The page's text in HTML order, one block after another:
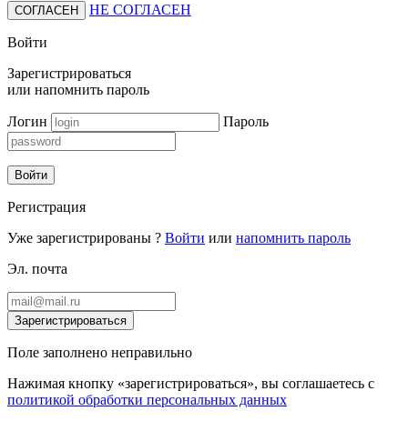
СОГЛАСЕН НЕ СОГЛАСЕН
Войти
Зарегистрироваться
или напомнить пароль
Логин Пароль
Войти
Регистрация
Уже зарегистрированы ? Войти или напомнить пароль
Эл. почта
Зарегистрироваться
Поле заполнено неправильно
Нажимая кнопку «зарегистрироваться», вы соглашаетесь с
политикой обработки персональных данных